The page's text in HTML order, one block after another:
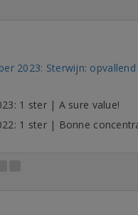
2023: Sterwijn:
1 ster | A sure value!
1 ster | Bonne